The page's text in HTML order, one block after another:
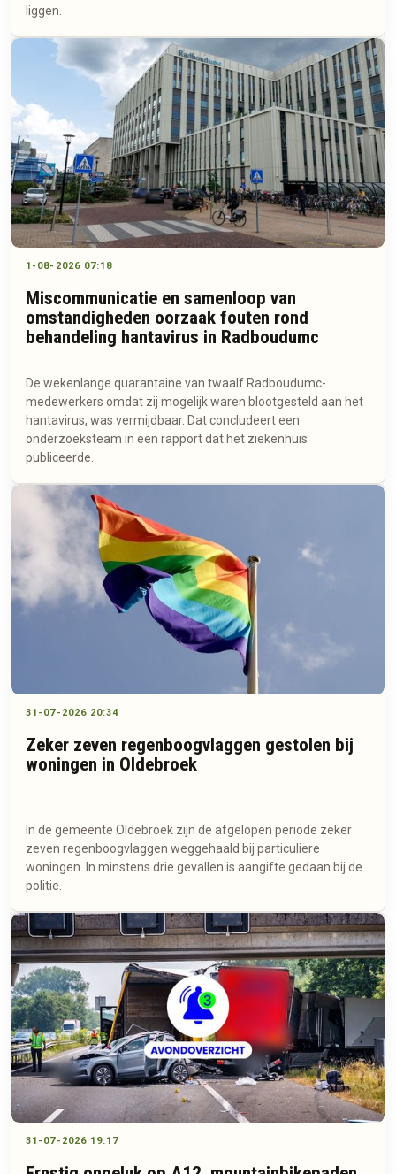
liggen.
1-08-2026 07:18
Miscommunicatie en samenloop van
omstandigheden oorzaak fouten rond
behandeling hantavirus in Radboudumc
De wekenlange quarantaine van twaalf Radboudumc-
medewerkers omdat zij mogelijk waren blootgesteld aan het
hantavirus, was vermijdbaar. Dat concludeert een
onderzoeksteam in een rapport dat het ziekenhuis
publiceerde.
31-07-2026 20:34
Zeker zeven regenboogvlaggen gestolen bij
woningen in Oldebroek
In de gemeente Oldebroek zijn de afgelopen periode zeker
zeven regenboogvlaggen weggehaald bij particuliere
woningen. In minstens drie gevallen is aangifte gedaan bij de
politie.
31-07-2026 19:17